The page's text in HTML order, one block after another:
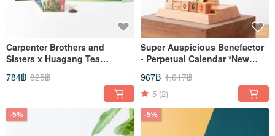
Carpenter Brothers and
Sisters x Huagang Tea
Industry Joint [Good Luck
Tea] Gifts
784฿ 825฿
Super Auspicious Benefactor
- Perpetual Calendar *New
Arrival* Gift Present
967฿ 1,017฿
5 (2)
-5% -5%